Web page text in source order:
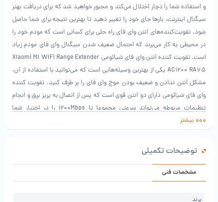
و استفاده شما را دچار اختلال می‌کند و مجبور خواهید شد که برای دریافت بهتر
سیگنال اینترنت، بارها جای خود را تغییر دهید تا بهترین نتیجه برای شما حاصل
شود. تقویت‌کننده‌های آنتن وای فای راه حلی برای کسانی است که مودم خود را
در محیطی به کار می‌برند که احتمال ضعیف شدن سیگنال وای فای مودم زیاد
است. تقویت کننده آنتن وای فای شیائومی Xiaomi Mi WiFi Range Extender
AC1200 RA75 یکی از بهترین وسیله‌هایی است که می‌توانید با استفاده از آن،
مشکل آنتن ندادن و ضعیف بودن موج وای فای را بر طرف کنید. تقویت کننده
وای فای شیائومی دارای دو آنتن قوی است که پس از اتصال به پریز برق و انجام
تنظیمات مربوطه می‌تواند سرعتی مجموعا تا 1200Mbps را در اختیار شما
بگذارد. از این قابلیت‌های دیگر این دستگاه، امکان اتصال مستقیم دستگاه‌هایی
کنید. این تنها قابلیت تقویت کننده نیست. اگر مودم شما آنتن نداشت،
می‌توانید با استفاده از کابل شبکه و اتصال آن به مودم، به اینترنت و وای فای
دسترسی پیدا کنید. کابل شبکه را از مودم به دستگاه تقویت کننده متصل کنید و
بیشتر
توضیحات تکمیلی
مشخصات فنی
برند